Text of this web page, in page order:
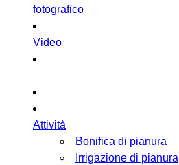
fotografico
Video
Attività
Bonifica di pianura
Irrigazione di pianura